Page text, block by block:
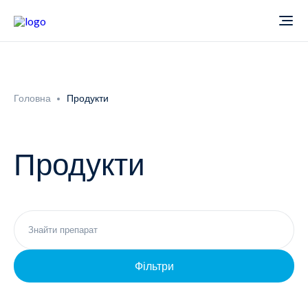
Новини
Неврологія
Фармаконагляд
Кар'єра
Головна Продукти
Продукти
Фільтри